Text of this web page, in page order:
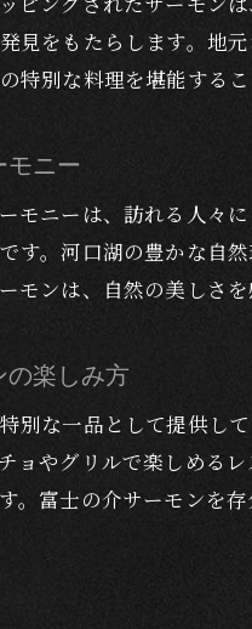
サーモンの味わいを引き
語る！サーモンの風味を
えない富士の介サーモ
！特別なサーモン料理の
サーモンの品質を保証す
おすすめのサーモン料理
化を反映したサーモンの
で味わう新鮮な富士の介
見をもたらします。地
特別な料理を堪能する
モニー
モニーは、訪れる人々
す。河口湖の豊かな自
ンは、自然の美しさ
の楽しみ方
別な一品として提供し
ョやグリルで楽しめる
。富士の介サーモンを